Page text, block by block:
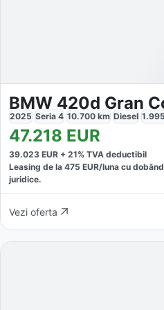
BMW 420d Gran
2025 Seria 4 10.700 km Diesel 1.995
47.218 EUR
39.023 EUR + 21% TVA deductibil
Leasing de la 475 EUR/luna cu
juridice.
Vezi oferta